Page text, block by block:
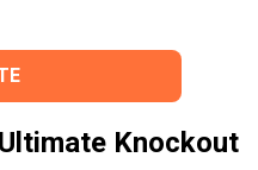
Knockout